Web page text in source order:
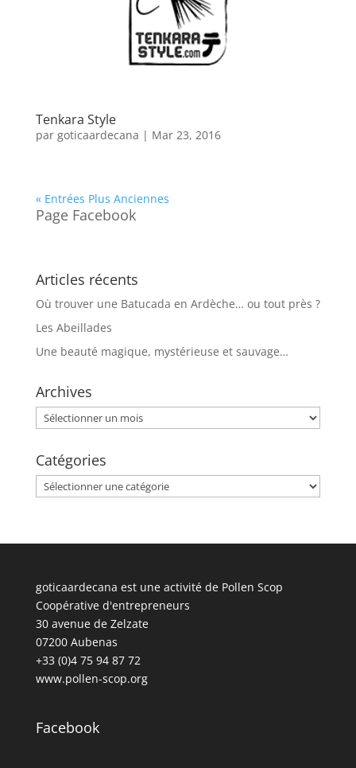
Tenkara Style
par goticaardecana | Mar 23, 2016
« Entrées Plus Anciennes
Page Facebook
Articles récents
Où trouver une Batucada en Ardèche… ou tout près ?
Les Abeillades
Une beauté magique, mystérieuse et sauvage…
Archives
Archives
Catégories
Catégories
goticaardecana est une activité de Pollen Scop
Coopérative d'entrepreneurs
30 avenue de Zelzate
07200 Aubenas
+33 (0)4 75 94 87 72
www.pollen-scop.org
Facebook